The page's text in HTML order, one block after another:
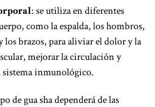
: se utiliza en diferentes
como la espalda, los hombros,
los brazos, para aliviar el dolor y la
mejorar la circulación y
sistema inmunológico.
de gua sha dependerá de las